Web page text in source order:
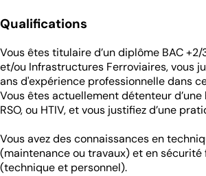
Qualifications
Vous êtes titulaire d’un diplôme BAC +2/
et/ou Infrastructures Ferroviaires, vous
ans d'expérience professionnelle dans
Vous êtes actuellement détenteur
RSO, ou HTIV, et vous justifiez d’une
Vous avez des connaissances en
(maintenance ou travaux) et en sécurité
(technique et personnel).